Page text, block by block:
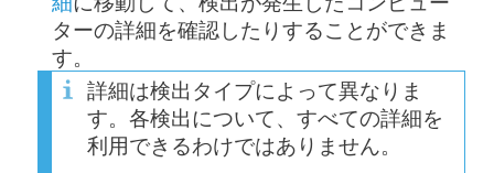
ターの詳細を確認したりすることができま
す。
詳細は検出タイプによって異なりま
す。各検出について、すべての詳細を
利用できるわけではありません。